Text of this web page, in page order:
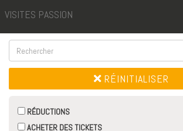
VISITES PASSION
RÉINITIALISER
RÉDUCTIONS
ACHETER DES TICKETS